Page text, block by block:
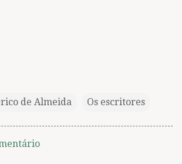
de Almeida Os escritores